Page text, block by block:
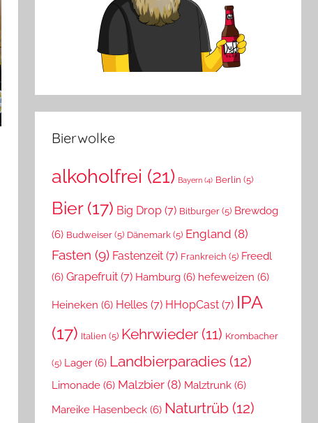
Bierwolke
alkoholfrei (21) Bayern (4) Berlin (5)
Bier(17) Big Drop (7) Bitburger (5) Brewdog
(6) Budweiser (5) Dänemark (5) England (8)
Fasten (9) Fastenzeit (7) Frankreich (5) Freedl
(6) Grapefruit (7) Hamburg (6) hefeweizen (6)
Heineken (6) Helles (7) HHopCast (7) IPA
(17) Italien (5) Kehrwieder (11) Krombacher
(5) Lager (6) Landbierparadies (12)
Limonade (6) Malzbier (8) Malztrunk (6)
Mareike Hasenbeck (6) Naturtrüb (12)